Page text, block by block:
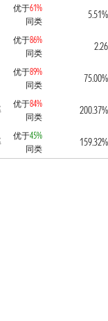
优于61%
同类
5.51%
优于86%
同类
2.26
优于89%
同类
75.00%
优于84%
同类
200.37%
优于45%
同类
159.32%